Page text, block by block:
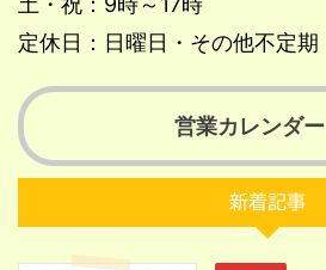
定休日：日曜日・その他不定期
営業カレンダー
新着記事